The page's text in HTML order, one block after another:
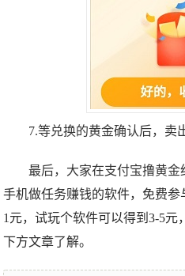
7.等兑换的黄金确认后，卖
最后，大家在支付宝撸黄
手机做任务赚钱的软件，免费参
1元，试玩个软件可以得到3-5元
下方文章了解。